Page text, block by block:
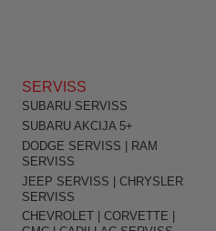
SERVISS
SUBARU SERVISS
SUBARU AKCIJA 5+
DODGE SERVISS | RAM
SERVISS
JEEP SERVISS | CHRYSLER
SERVISS
CHEVROLET | CORVETTE |